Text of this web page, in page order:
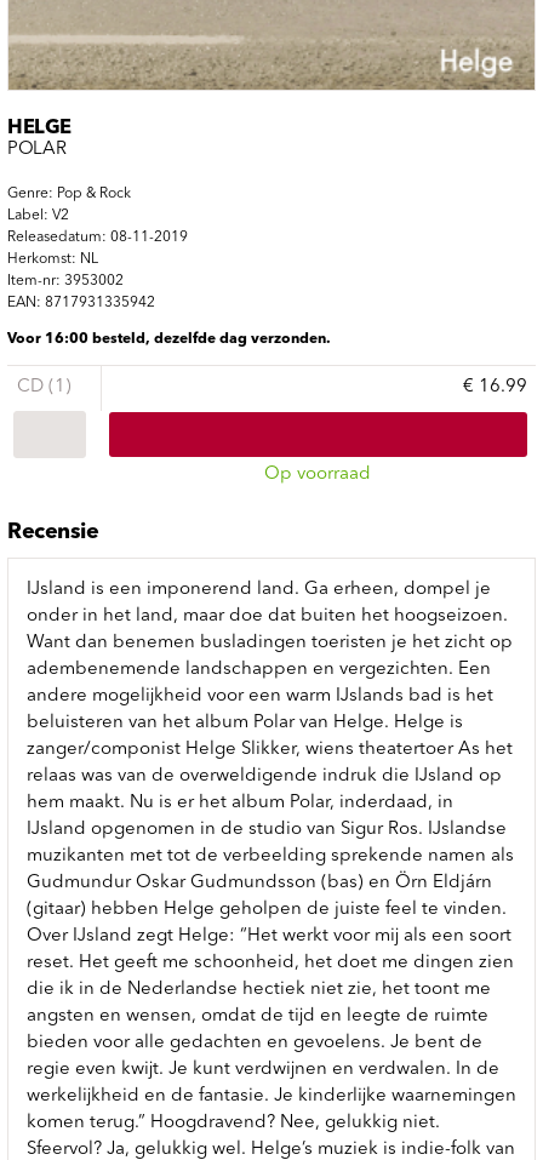
HELGE
POLAR
Genre: Pop & Rock
Label: V2
Releasedatum: 08-11-2019
Herkomst: NL
Item-nr: 3953002
EAN: 8717931335942
Voor 16:00 besteld, dezelfde dag verzonden.
CD (1) € 16.99
Op voorraad
Recensie
IJsland is een imponerend land. Ga erheen, dompel je
onder in het land, maar doe dat buiten het hoogseizoen.
Want dan benemen busladingen toeristen je het zicht op
adembenemende landschappen en vergezichten. Een
andere mogelijkheid voor een warm IJslands bad is het
beluisteren van het album Polar van Helge. Helge is
zanger/componist Helge Slikker, wiens theatertoer As het
relaas was van de overweldigende indruk die IJsland op
hem maakt. Nu is er het album Polar, inderdaad, in
IJsland opgenomen in de studio van Sigur Ros. IJslandse
muzikanten met tot de verbeelding sprekende namen als
Gudmundur Oskar Gudmundsson (bas) en Örn Eldjárn
(gitaar) hebben Helge geholpen de juiste feel te vinden.
Over IJsland zegt Helge: “Het werkt voor mij als een soort
reset. Het geeft me schoonheid, het doet me dingen zien
die ik in de Nederlandse hectiek niet zie, het toont me
angsten en wensen, omdat de tijd en leegte de ruimte
bieden voor alle gedachten en gevoelens. Je bent de
regie even kwijt. Je kunt verdwijnen en verdwalen. In de
werkelijkheid en de fantasie. Je kinderlijke waarnemingen
komen terug.” Hoogdravend? Nee, gelukkig niet.
Sfeervol? Ja, gelukkig wel. Helge’s muziek is indie-folk van